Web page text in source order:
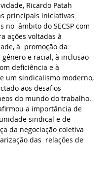
Ricardo Patah
principais iniciativas
no  âmbito do SECSP com
ações voltadas à
à  promoção da
e racial, à inclusão
deficiência e à
um sindicalismo moderno,
aos desafios
do mundo do trabalho.
a importância de
sindical e de
da negociação coletiva
das  relações de